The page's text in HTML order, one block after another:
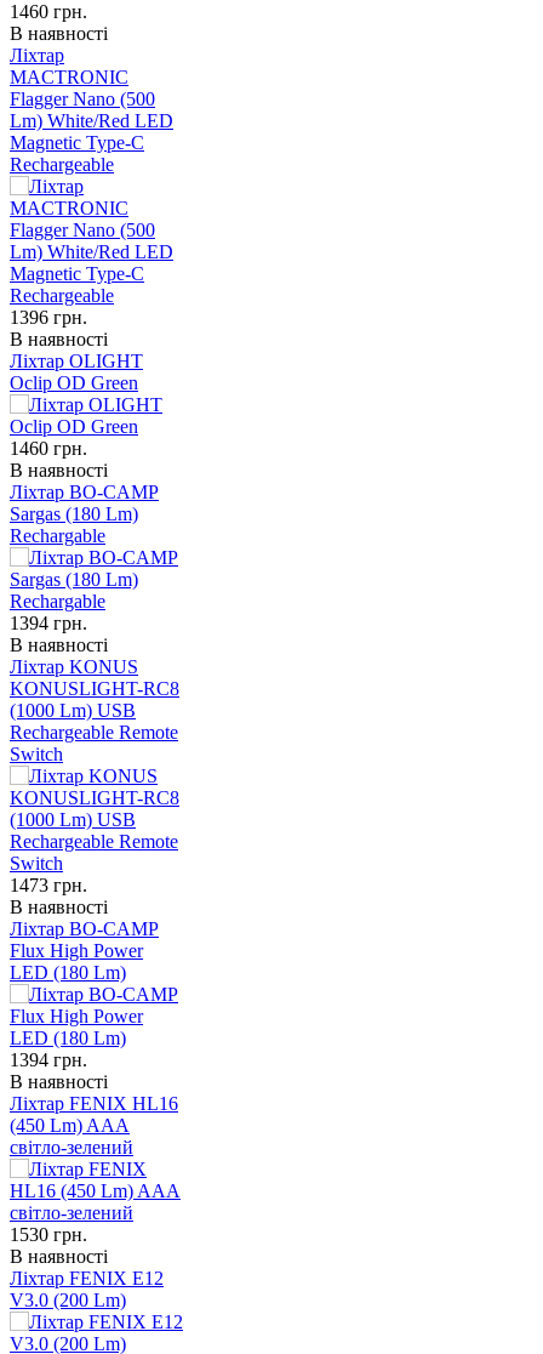
1460 грн.
В наявності
Ліхтар
MACTRONIC
Flagger Nano (500
Lm) White/Red LED
Magnetic Type-C
Rechargeable
1396 грн.
В наявності
Ліхтар OLIGHT
Oclip OD Green
1460 грн.
В наявності
Ліхтар BO-CAMP
Sargas (180 Lm)
Rechargable
1394 грн.
В наявності
Ліхтар KONUS
KONUSLIGHT-RC8
(1000 Lm) USB
Rechargeable Remote
Switch
1473 грн.
В наявності
Ліхтар BO-CAMP
Flux High Power
LED (180 Lm)
1394 грн.
В наявності
Ліхтар FENIX HL16
(450 Lm) AAA
світло-зелений
1530 грн.
В наявності
Ліхтар FENIX E12
V3.0 (200 Lm)